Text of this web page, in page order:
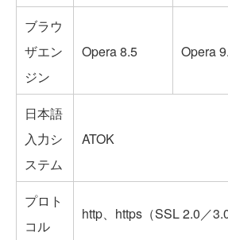
ブラウ
ザエン
ジン
Opera 8.5 Opera
日本語
入力シ
ステム
ATOK
プロト
コル
http、https（SSL 2.0／